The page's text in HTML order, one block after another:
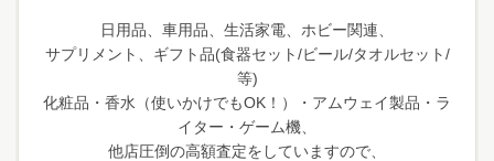
日用品、車用品、生活家電、ホビー関連、
サプリメント、ギフト品(食器セット/ビール/タオルセット/
等)
化粧品・香水（使いかけでもOK！）・アムウェイ製品・ラ
イター・ゲーム機、
他店圧倒の高額査定をしていますので、